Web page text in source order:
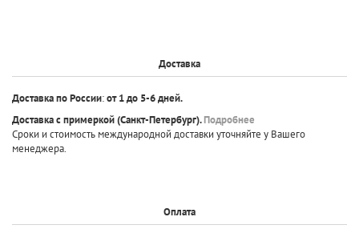
Доставка
Доставка по России:от 1 до 5-6 дней.
Доставка с примеркой(Санкт-Петербург).Подробнее
Сроки и стоимость международной доставки уточняйте у Вашего
менеджера.
Оплата